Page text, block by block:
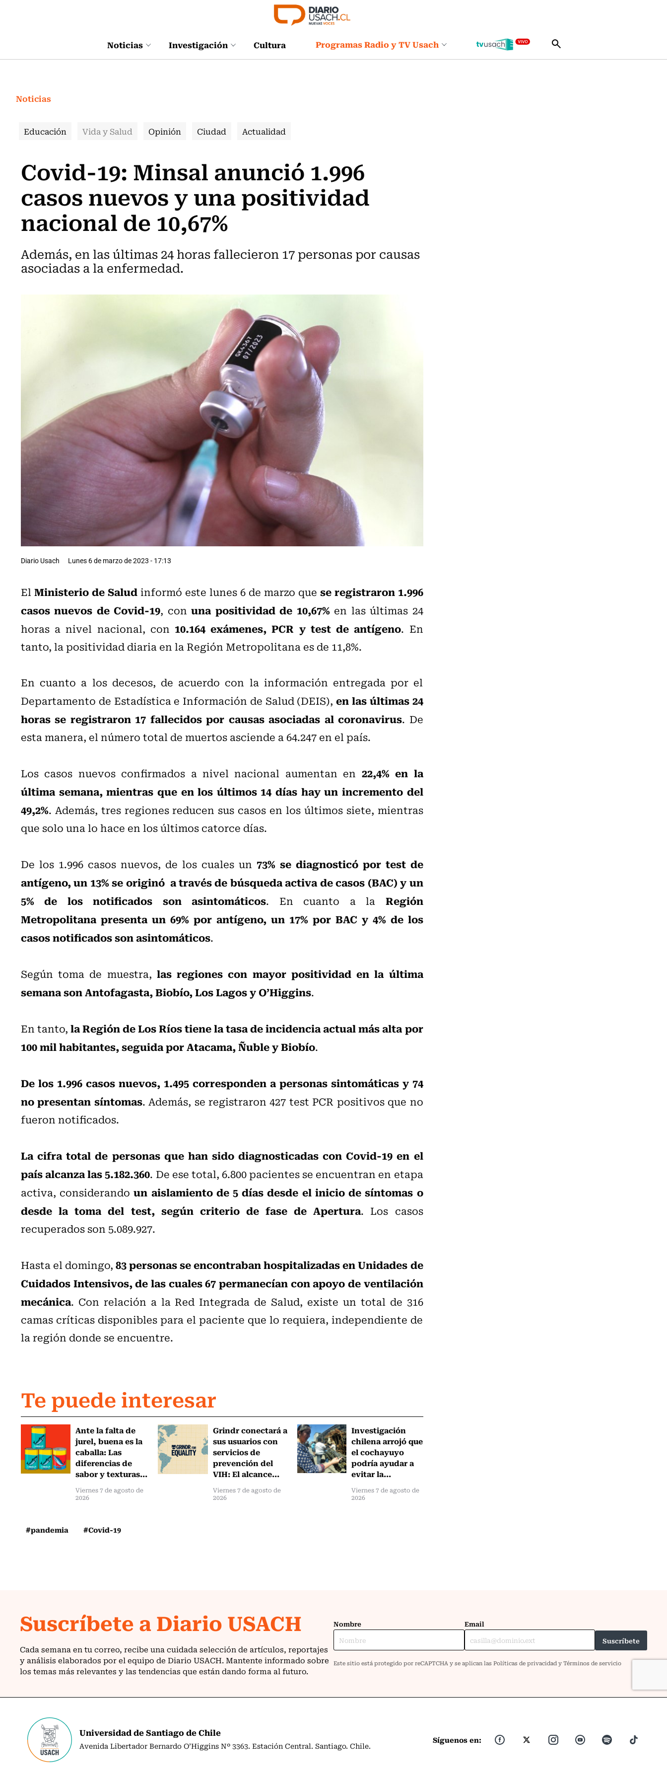
Noticias Investigación Cultura Programas Radio y TV Usach
Noticias
Educación Vida y Salud Opinión Ciudad Actualidad
Covid-19: Minsal anunció 1.996
casos nuevos y una positividad
nacional de 10,67%
Además, en las últimas 24 horas fallecieron 17 personas por causas
asociadas a la enfermedad.
Diario Usach Lunes 6 de marzo de 2023 - 17:13
ElMinisterio de Saludinformó este lunes 6 de marzo que se registraron 1.996
casos nuevos de Covid-19, conuna positividad de 10,67%en las últimas 24
horas a nivel nacional, con 10.164 exámenes, PCR y test de antígeno. En
tanto, la positividad diaria en la Región Metropolitana es de 11,8%.
En cuanto a los decesos, de acuerdo con la información entregada por el
Departamento de Estadística e Información de Salud (DEIS),en las últimas 24
horas se registraron 17 fallecidos por causas asociadas al coronavirus. De
esta manera, el número total de muertos asciende a 64.247 en el país.
Los casos nuevos confirmados a nivel nacional aumentan en 22,4% en la
última semana, mientras que en los últimos 14 días hay un incremento del
49,2%. Además, tres regiones reducen sus casos en los últimos siete, mientras
que solo una lo hace en los últimos catorce días.
De los 1.996 casos nuevos, de los cuales un 73% se diagnosticó por test de
antígeno, un 13% se originó a través de búsqueda activa de casos (BAC) y un
5% de los notificados son asintomáticos. En cuanto a la Región
Metropolitana presenta un 69% por antígeno, un 17% por BAC y 4% de los
casos notificados son asintomáticos.
Según toma de muestra, las regiones con mayor positividad en la última
semana son Antofagasta, Biobío, Los Lagos y O’Higgins.
En tanto,la Región de Los Ríos tiene la tasa de incidencia actual más alta por
100 mil habitantes, seguida por Atacama, Ñuble y Biobío.
De los 1.996 casos nuevos, 1.495 corresponden a personas sintomáticas y 74
no presentan síntomas. Además, se registraron 427 test PCR positivos que no
fueron notificados.
La cifra total de personas que han sido diagnosticadas con Covid-19 en el
país alcanza las 5.182.360. De ese total, 6.800 pacientes se encuentran en etapa
activa, considerandoun aislamiento de 5 días desde el inicio de síntomas o
desde la toma del test, según criterio de fase de Apertura. Los casos
recuperados son 5.089.927.
Hasta el domingo,83 personas se encontraban hospitalizadas en Unidades de
Cuidados Intensivos, de las cuales 67 permanecían con apoyo de ventilación
mecánica. Con relación a la Red Integrada de Salud, existe un total de 316
camas críticas disponibles para el paciente que lo requiera, independiente de
la región donde se encuentre.
Te puede interesar
Ante la falta de
jurel, buena es la
caballa: Las
diferencias de
sabor y texturas...
Viernes 7 de agosto de
2026
Grindr conectará a
sus usuarios con
servicios de
prevención del
VIH: El alcance...
Viernes 7 de agosto de
2026
Investigación
chilena arrojó que
el cochayuyo
podría ayudar a
evitar la...
Viernes 7 de agosto de
2026
#pandemia #Covid-19
Universidad de Santiago de Chile
Avenida Libertador Bernardo O’Higgins Nº 3363. Estación Central. Santiago. Chile.
Síguenos en: